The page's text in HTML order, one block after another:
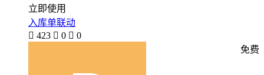
立即使用
入库单联动
 423  0  0
免费